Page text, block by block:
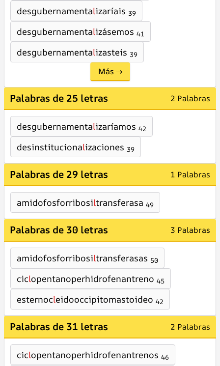
desgubernamentalizaríais 39
desgubernamentalizásemos 41
desgubernamentalizasteis 39
Más →
Palabras de 25 letras 2 Palabras
desgubernamentalizaríamos 42
desinstitucionalizaciones 39
Palabras de 29 letras 1 Palabras
amidofosforribosiltransferasa 49
Palabras de 30 letras 3 Palabras
amidofosforribosiltransferasas 50
ciclopentanoperhidrofenantreno 45
esternocleidooccipitomastoideo 42
Palabras de 31 letras 2 Palabras
ciclopentanoperhidrofenantrenos 46